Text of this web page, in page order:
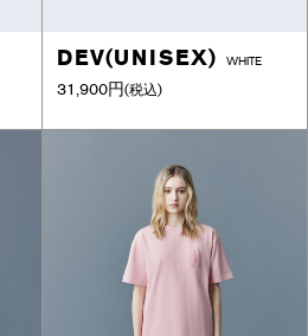
DEV(UNISEX) WHITE
31,900円(税込)